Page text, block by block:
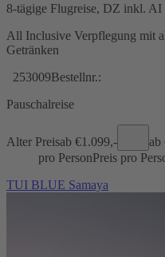
8-tägige Flugreise, DZ inkl. AI
All Inclusive Verpflegung mit
Getränken
253009Bestellnr.:
Pauschalreise
Alter Preisab €1.099,- ab
pro PersonPreis pro
TUI BLUE Samaya